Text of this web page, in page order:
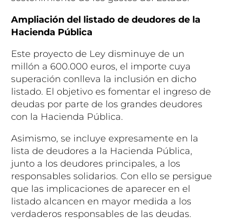
Ampliación del listado de deudores de la
Hacienda Pública
Este proyecto de Ley disminuye de un
millón a 600.000 euros, el importe cuya
superación conlleva la inclusión en dicho
listado. El objetivo es fomentar el ingreso de
deudas por parte de los grandes deudores
con la Hacienda Pública.
Asimismo, se incluye expresamente en la
lista de deudores a la Hacienda Pública,
junto a los deudores principales, a los
responsables solidarios. Con ello se persigue
que las implicaciones de aparecer en el
listado alcancen en mayor medida a los
verdaderos responsables de las deudas.